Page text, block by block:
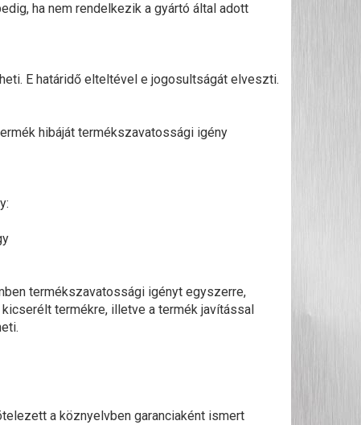
ha nem rendelkezik a gyártó által adott
E határidő elteltével e jogosultságát elveszti.
hibáját termékszavatossági igény
termékszavatossági igényt egyszerre,
termékre, illetve a termék javítással
a köznyelvben garanciaként ismert